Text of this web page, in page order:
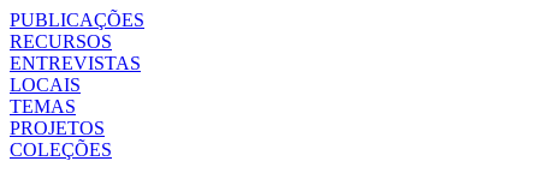
PUBLICAÇÕES
RECURSOS
ENTREVISTAS
LOCAIS
TEMAS
PROJETOS
COLEÇÕES